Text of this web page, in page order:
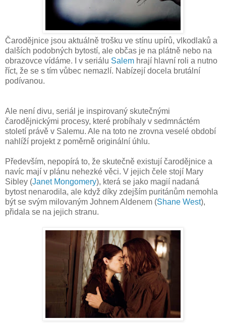
Čarodějnice jsou aktuálně trošku ve stínu upírů, vlkodlaků a
dalších podobných bytostí, ale občas je na plátně nebo na
obrazovce vídáme. I v seriálu Salem hrají hlavní roli a nutno
říct, že se s tím vůbec nemazlí. Nabízejí docela brutální
podívanou.
Ale není divu, seriál je inspirovaný skutečnými
čarodějnickými procesy, které probíhaly v sedmnáctém
století právě v Salemu. Ale na toto ne zrovna veselé období
nahlíží projekt z poměrně originální úhlu.
Především, nepopírá to, že skutečně existují čarodějnice a
navíc mají v plánu nehezké věci. V jejich čele stojí Mary
Sibley (Janet Mongomery), která se jako magií nadaná
bytost nenarodila, ale když díky zdejším puritánům nemohla
být se svým milovaným Johnem Aldenem (Shane West),
přidala se na jejich stranu.